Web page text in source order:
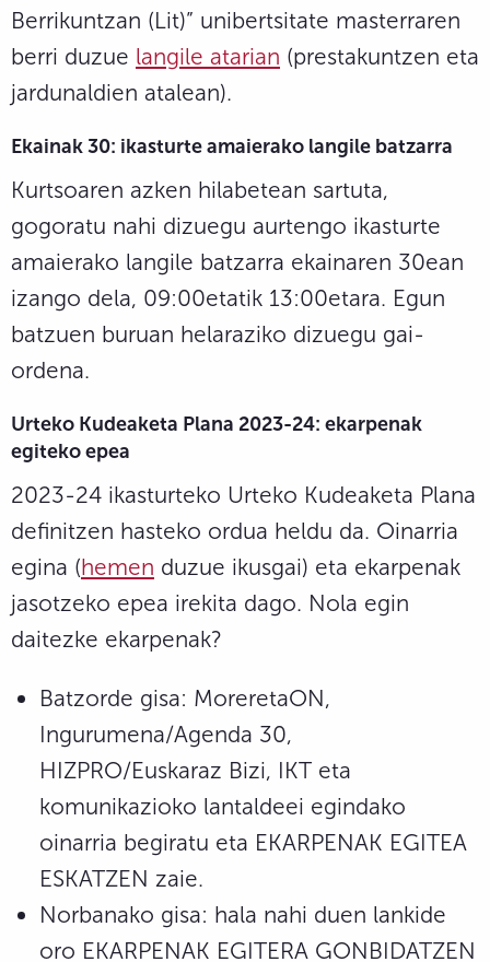
Berrikuntzan (Lit)” unibertsitate masterraren
berri duzue langile atarian (prestakuntzen eta
jardunaldien atalean).
Ekainak 30: ikasturte amaierako langile batzarra
Kurtsoaren azken hilabetean sartuta,
gogoratu nahi dizuegu aurtengo ikasturte
amaierako langile batzarra ekainaren 30ean
izango dela, 09:00etatik 13:00etara. Egun
batzuen buruan helaraziko dizuegu gai-
ordena.
Urteko Kudeaketa Plana 2023-24: ekarpenak
egiteko epea
2023-24 ikasturteko Urteko Kudeaketa Plana
definitzen hasteko ordua heldu da. Oinarria
egina (hemen duzue ikusgai) eta ekarpenak
jasotzeko epea irekita dago. Nola egin
daitezke ekarpenak?
Batzorde gisa: MoreretaON,
Ingurumena/Agenda 30,
HIZPRO/Euskaraz Bizi, IKT eta
komunikazioko lantaldeei egindako
oinarria begiratu eta EKARPENAK EGITEA
ESKATZEN zaie.
Norbanako gisa: hala nahi duen lankide
oro EKARPENAK EGITERA GONBIDATZEN